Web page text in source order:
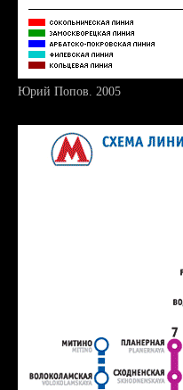
Юрий Попов. 2005